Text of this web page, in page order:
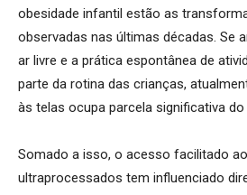
obesidade infantil estão as
observadas nas últimas décadas. Se
ar livre e a prática espontânea de
parte da rotina das crianças,
às telas ocupa parcela significativa do
Somado a isso, o acesso facilitado
ultraprocessados tem influenciado